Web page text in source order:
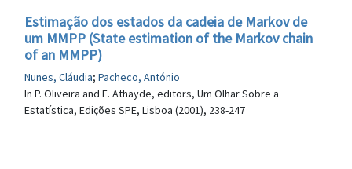
Estimação dos estados da cadeia de Markov de
um MMPP (State estimation of the Markov chain
of an MMPP)
Nunes, Cláudia; Pacheco, António
In P. Oliveira and E. Athayde, editors, Um Olhar Sobre a
Estatística, Edições SPE, Lisboa (2001), 238-247